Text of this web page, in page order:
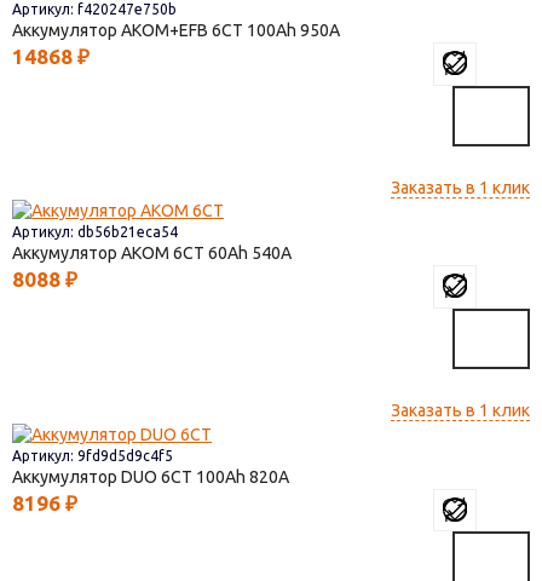
Артикул: f420247e750b
Аккумулятор AKOM+EFB 6СТ 100 950
14868 ₽
Заказать в 1 клик
Артикул: db56b21eca54
Аккумулятор AКОМ 6СТ 60 540
8088 ₽
Заказать в 1 клик
Артикул: 9fd9d5d9c4f5
Аккумулятор DUO 6СТ 100 820
8196 ₽